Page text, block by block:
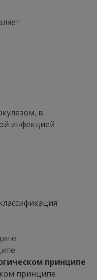
в
инфекцией
принципе
принципе